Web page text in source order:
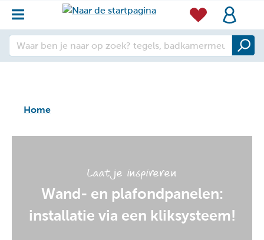
Home
Laat je inspireren
Wand- en plafondpanelen:
installatie via een kliksysteem!